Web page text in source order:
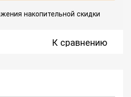
накопительной скидки
К сравнению